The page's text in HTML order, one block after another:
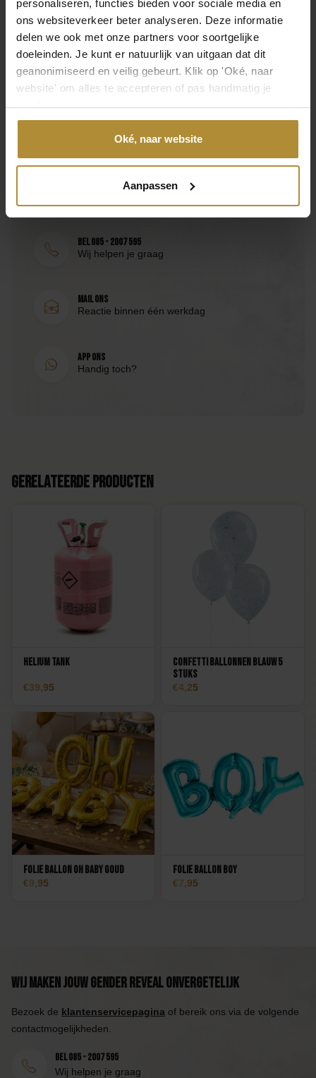
personaliseren, functies bieden voor sociale media en
ons websiteverkeer beter analyseren. Deze informatie
delen we ook met onze partners voor soortgelijke
doeleinden. Je kunt er natuurlijk van uitgaan dat dit
geanonimiseerd en veilig gebeurt. Klik op 'Oké, naar
website' om alles te accepteren of pas handmatig je
voorkeuren aan.
Oké, naar website
Aanpassen
Afmeting
130 x 60 cm ( B x L )
Kleur
Roze
Folie
8998340153918
Laat je mening achter
Laat een beoordeling achter
Neem direct contact op
volgende contactmogelijkheden.
Bel 085 - 2007 595
Wij helpen je graag
Mail ons
Reactie binnen één werkdag
App ons
Handig toch?
Gerelateerde producten
Helium Tank
39,95
Confetti Ballonnen Blauw 5
stuks
4,25
Folie Ballon Oh Baby Goud
9,95
Folie Ballon Boy
7,95
Wij maken jouw Gender Reveal onvergetelijk
Bezoek de klantenservicepagina of bereik ons via de volgende
contactmogelijkheden.
Bel 085 - 2007 595
Wij helpen je graag